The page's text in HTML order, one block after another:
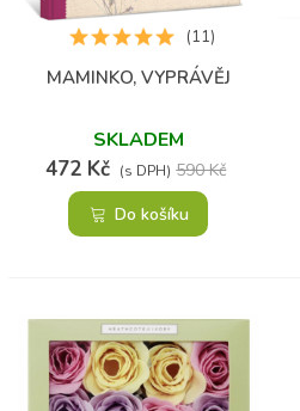
MAMINKO, VYPRÁVĚJ
SKLADEM
472 Kč (s DPH) 590 Kč
(11)
Do košíku